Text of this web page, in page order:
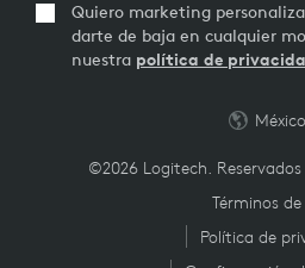
Quiero marketing
darte de baja en cualquier
nuestra política de
©2026 Logitech.
Términos
Política de
México